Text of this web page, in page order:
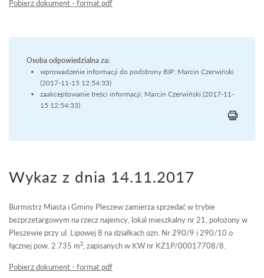
Pobierz dokument - format pdf
Osoba odpowiedzialna za:
wprowadzenie informacji do podstrony BIP: Marcin Czerwiński
(2017-11-15 12:54:33)
zaakceptowanie treści informacji: Marcin Czerwiński (2017-11-
15 12:54:33)
Wykaz z dnia 14.11.2017
Burmistrz Miasta i Gminy Pleszew zamierza sprzedać w trybie
bezprzetargowym na rzecz najemcy, lokal mieszkalny nr 21, położony w
Pleszewie przy ul. Lipowej 8 na działkach ozn. Nr 290/9 i 290/10 o
łącznej pow. 2.735 m2, zapisanych w KW nr KZ1P/00017708/8.
Pobierz dokument - format pdf